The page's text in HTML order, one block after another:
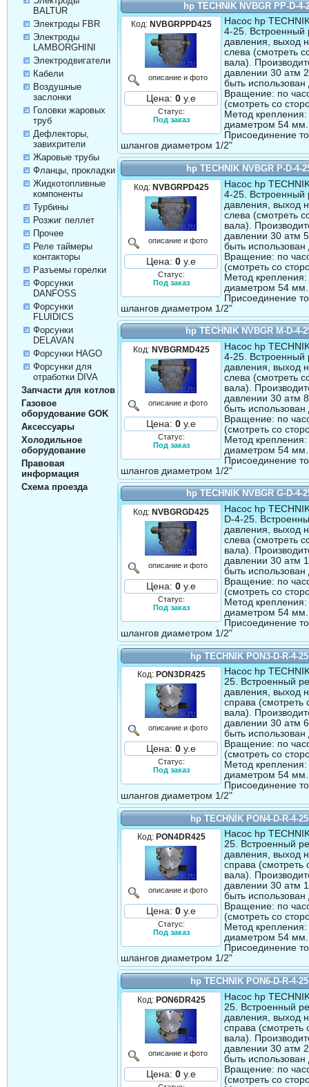
BALTUR
Электроды FBR
Электроды
LAMBORGHINI
Электродвигатели
Кабели
Воздушные
заслонки
Головки жаровых
труб
Дефлекторы,
завихрители
Жаровые трубы
Фланцы, прокладки
Жидкотопливные
компоненты
Турбины
Розжиг пеллет
Прочее
Реле таймеры
контакторы
Разъемы горелки
Форсунки
DANFOSS
Форсунки
FLUIDICS
Форсунки
DELAVAN
Форсунки HAGO
Форсунки для
отработки DIVA
Запчасти для котлов
Газовое
оборудование GOK
Аксессуары
Холодильное
оборудование
Правовая
информация
Схема проезда
hp TECHNIK NVBGR PP-D-4-
Код: NVBGRPPD425
описание и фото
Цена: 0 у.е
Статус:
Под заказ
Насос hp
4-25. Встроенный
давления, выход
слева (смотреть
вала).
давлении 30 атм
быть
Вращение: по
(смотреть со
Метод
диаметром 54 мм.
Присоединение
шлангов диаметром 1/2"
hp TECHNIK NVBGR P-D-4-
Код: NVBGRPD425
описание и фото
Цена: 0 у.е
Статус:
Под заказ
Насос hp
4-25. Встроенный
давления, выход
слева (смотреть
вала).
давлении 30 атм
быть
Вращение: по
(смотреть со
Метод
диаметром 54 мм.
Присоединение
шлангов диаметром 1/2"
hp TECHNIK NVBGR M-D-4-
Код: NVBGRMD425
описание и фото
Цена: 0 у.е
Статус:
Под заказ
Насос hp
4-25. Встроенный
давления, выход
слева (смотреть
вала).
давлении 30 атм
быть
Вращение: по
(смотреть со
Метод
диаметром 54 мм.
Присоединение
шлангов диаметром 1/2"
hp TECHNIK NVBGR G-D-4-
Код: NVBGRGD425
описание и фото
Цена: 0 у.е
Статус:
Под заказ
Насос hp
D-4-25.
давления, выход
слева (смотреть
вала).
давлении 30 атм
быть
Вращение: по
(смотреть со
Метод
диаметром 54 мм.
Присоединение
шлангов диаметром 1/2"
hp TECHNIK PON3-D-R-4-25
Код: PON3DR425
описание и фото
Цена: 0 у.е
Статус:
Под заказ
Насос hp
25. Встроенный
давления, выход
справа (смотреть
вала).
давлении 30 атм
быть
Вращение: по
(смотреть со
Метод
диаметром 54 мм.
Присоединение
шлангов диаметром 1/2"
hp TECHNIK PON4-D-R-4-25
Код: PON4DR425
описание и фото
Цена: 0 у.е
Статус:
Под заказ
Насос hp
25. Встроенный
давления, выход
справа (смотреть
вала).
давлении 30 атм
быть
Вращение: по
(смотреть со
Метод
диаметром 54 мм.
Присоединение
шлангов диаметром 1/2"
hp TECHNIK PON6-D-R-4-25
Код: PON6DR425
описание и фото
Цена: 0 у.е
Насос hp
25. Встроенный
давления, выход
справа (смотреть
вала).
давлении 30 атм
быть
Вращение: по
(смотреть со